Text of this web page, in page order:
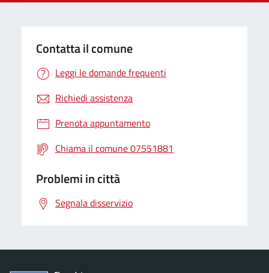
Contatta il comune
Leggi le domande frequenti
Richiedi assistenza
Prenota appuntamento
Chiama il comune 07551881
Problemi in città
Segnala disservizio